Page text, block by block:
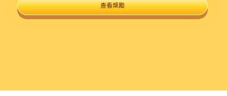
查看獎勵